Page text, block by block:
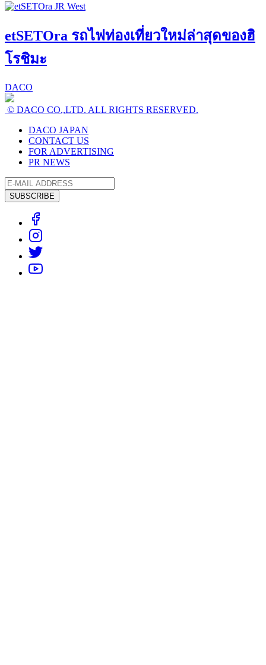
etSETOra รถไฟท่องเที่ยวใหม่ล่าสุดของฮิ
โรชิมะ
DACO
© DACO CO.,LTD. ALL RIGHTS RESERVED.
DACO JAPAN
CONTACT US
FOR ADVERTISING
PR NEWS